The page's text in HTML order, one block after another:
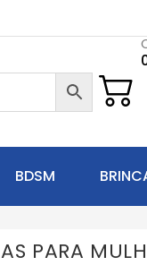
BDSM
PARA